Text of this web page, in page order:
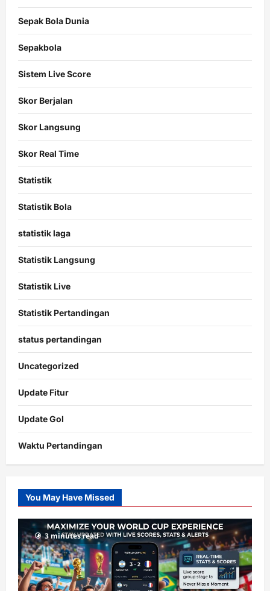
Sepak Bola Dunia
Sepakbola
Sistem Live Score
Skor Berjalan
Skor Langsung
Skor Real Time
Statistik
Statistik Bola
statistik laga
Statistik Langsung
Statistik Live
Statistik Pertandingan
status pertandingan
Uncategorized
Update Fitur
Update Gol
Waktu Pertandingan
Slot
Gacor
RTP
terupdate
You May Have Missed
3 minutes read